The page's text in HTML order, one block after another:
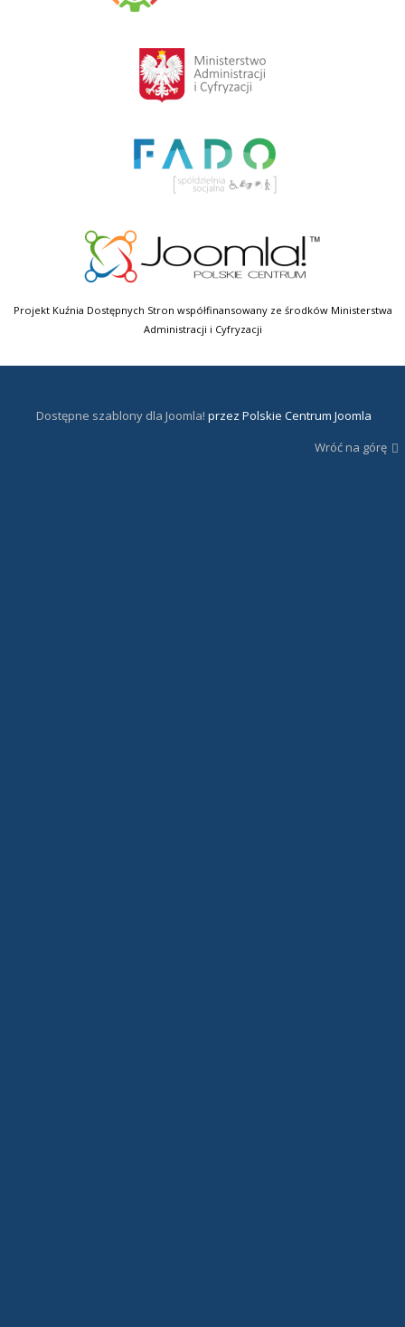
Projekt Kuźnia Dostępnych Stron współfinansowany ze środków Ministerstwa
Administracji i Cyfryzacji
Dostępne szablony dla Joomla! przez Polskie Centrum Joomla
Wróć na górę